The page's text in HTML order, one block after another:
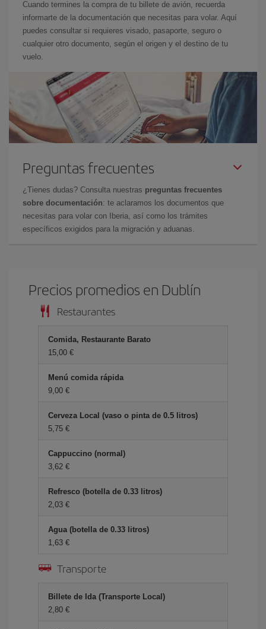
Cuando termines la compra de tu billete de avión, recuerda
informarte de la documentación que necesitas para volar. Aquí
puedes consultar si requieres visado, pasaporte, seguro o
cualquier otro documento, según el origen y el destino de tu
vuelo.
Preguntas frecuentes
¿Tienes dudas? Consulta nuestras preguntas frecuentes
sobre documentación: te aclaramos los documentos que
necesitas para volar con Iberia, así como los trámites
específicos exigidos para la migración y aduanas.
Precios promedios en Dublín
Restaurantes
Comida, Restaurante Barato
15,00 €
Menú comida rápida
9,00 €
Cerveza Local (vaso o pinta de 0.5 litros)
5,75 €
Cappuccino (normal)
3,62 €
Refresco (botella de 0.33 litros)
2,03 €
Agua (botella de 0.33 litros)
1,63 €
Transporte
Billete de Ida (Transporte Local)
2,80 €